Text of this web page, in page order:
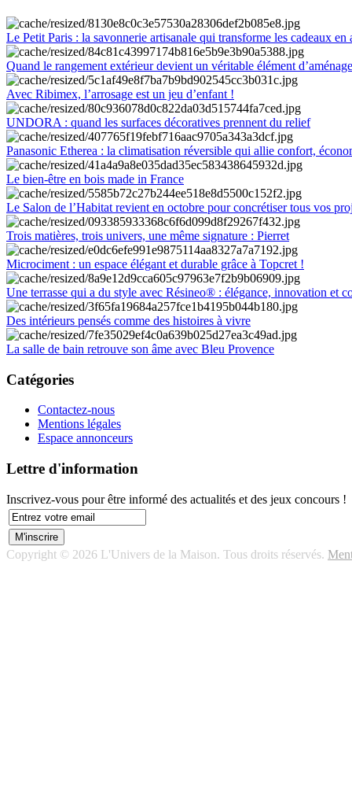
Le Petit Paris : la savonnerie artisanale qui transforme les cadeaux en
Quand le rangement extérieur devient un véritable élément
Avec Ribimex, l’arrosage est un jeu d’enfant !
UNDORA : quand les surfaces décoratives prennent du relief
Panasonic Etherea : la climatisation réversible qui allie confort,
Le bien-être en bois made in France
Le Salon de l’Habitat revient en octobre pour concrétiser tous vos
Trois matières, trois univers, une même signature : Pierret
Microciment : un espace élégant et durable grâce à Topcret !
Une terrasse qui a du style avec Résineo® : élégance, innovation et
Des intérieurs pensés comme des histoires à vivre
La salle de bain retrouve son âme avec Bleu Provence
Catégories
Contactez-nous
Mentions légales
Espace annonceurs
Lettre d'information
Inscrivez-vous pour être informé des actualités et des jeux concours !
Copyright © 2026 L'Univers de la Maison. Tous droits réservés.